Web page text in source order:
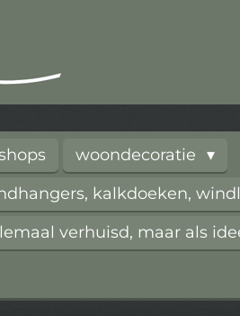
woondecoratie
kalkdoeken,
verhuisd, maar als